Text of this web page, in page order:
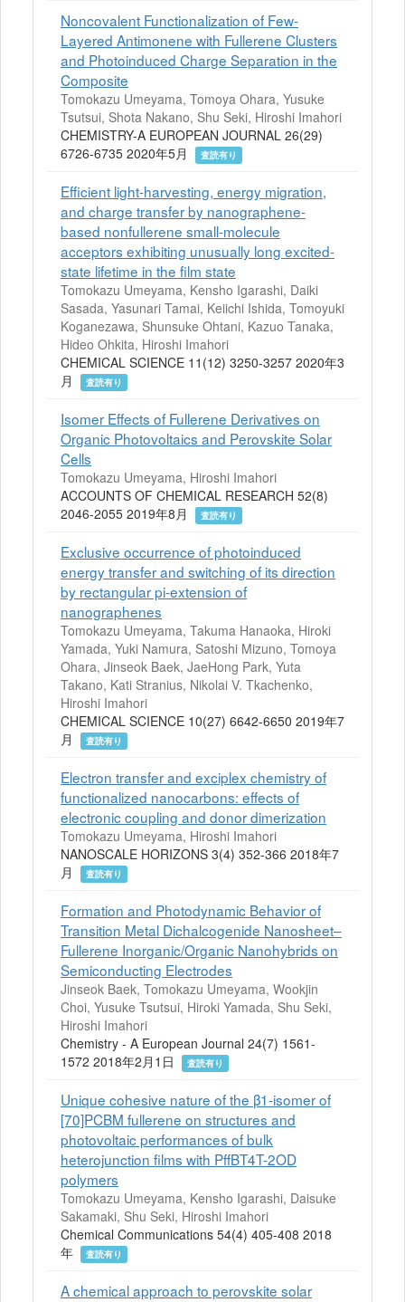
Noncovalent Functionalization of Few-
Layered Antimonene with Fullerene Clusters
and Photoinduced Charge Separation in the
Composite
Tomokazu Umeyama, Tomoya Ohara, Yusuke
Tsutsui, Shota Nakano, Shu Seki, Hiroshi Imahori
CHEMISTRY-A EUROPEAN JOURNAL 26(29)
6726-6735 2020年5月
査読有り
Efficient light-harvesting, energy migration,
and charge transfer by nanographene-
based nonfullerene small-molecule
acceptors exhibiting unusually long excited-
state lifetime in the film state
Tomokazu Umeyama, Kensho Igarashi, Daiki
Sasada, Yasunari Tamai, Keiichi Ishida, Tomoyuki
Koganezawa, Shunsuke Ohtani, Kazuo Tanaka,
Hideo Ohkita, Hiroshi Imahori
CHEMICAL SCIENCE 11(12) 3250-3257 2020年3
月
査読有り
Isomer Effects of Fullerene Derivatives on
Organic Photovoltaics and Perovskite Solar
Cells
Tomokazu Umeyama, Hiroshi Imahori
ACCOUNTS OF CHEMICAL RESEARCH 52(8)
2046-2055 2019年8月
査読有り
Exclusive occurrence of photoinduced
energy transfer and switching of its direction
by rectangular pi-extension of
nanographenes
Tomokazu Umeyama, Takuma Hanaoka, Hiroki
Yamada, Yuki Namura, Satoshi Mizuno, Tomoya
Ohara, Jinseok Baek, JaeHong Park, Yuta
Takano, Kati Stranius, Nikolai V. Tkachenko,
Hiroshi Imahori
CHEMICAL SCIENCE 10(27) 6642-6650 2019年7
月
査読有り
Electron transfer and exciplex chemistry of
functionalized nanocarbons: effects of
electronic coupling and donor dimerization
Tomokazu Umeyama, Hiroshi Imahori
NANOSCALE HORIZONS 3(4) 352-366 2018年7
月
査読有り
Formation and Photodynamic Behavior of
Transition Metal Dichalcogenide Nanosheet–
Fullerene Inorganic/Organic Nanohybrids on
Semiconducting Electrodes
Jinseok Baek, Tomokazu Umeyama, Wookjin
Choi, Yusuke Tsutsui, Hiroki Yamada, Shu Seki,
Hiroshi Imahori
Chemistry - A European Journal 24(7) 1561-
1572 2018年2月1日
査読有り
Unique cohesive nature of the β1-isomer of
[70]PCBM fullerene on structures and
photovoltaic performances of bulk
heterojunction films with PffBT4T-2OD
polymers
Tomokazu Umeyama, Kensho Igarashi, Daisuke
Sakamaki, Shu Seki, Hiroshi Imahori
Chemical Communications 54(4) 405-408 2018
年
査読有り
A chemical approach to perovskite solar